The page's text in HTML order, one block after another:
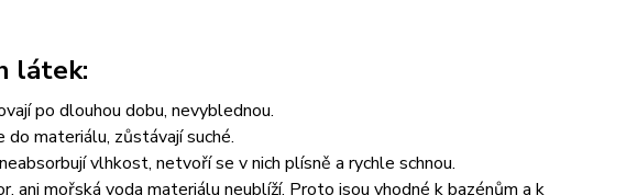
látek:
po dlouhou dobu, nevyblednou.
do materiálu, zůstávají suché.
vlhkost, netvoří se v nich plísně a rychle schnou.
ani mořská voda materiálu neublíží. Proto jsou vhodné k bazénům a k